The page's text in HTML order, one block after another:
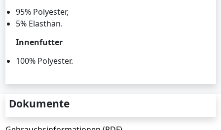
95% Polyester,
5% Elasthan.
Innenfutter
100% Polyester.
Dokumente